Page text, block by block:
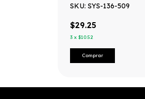
SKU: SYS-136-509
$29.25
3 x $10.52